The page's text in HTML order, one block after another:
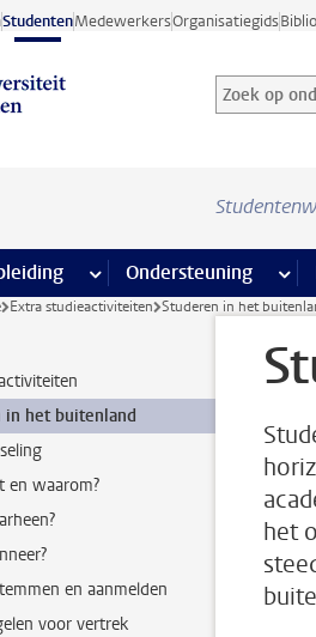
StudentenMedewerkersOrganisatiegids
Zoek op
Zoekterm
meer Je opleiding pagina’s
Ondersteuning
Extra studieactiviteiten Studeren in het
in het buitenland
en waarom?
en aanmelden
voor vertrek
het